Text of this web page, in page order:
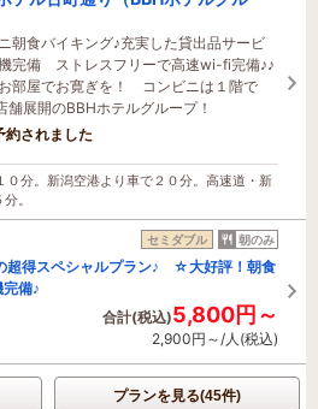
朝食バイキング♪充実した貸出品サービ
完備 ストレスフリーで高速wi-fi完備♪♪
部屋でお寛ぎを！ コンビニは１階で
展開のBBHホテルグループ！
約されました
０分。新潟空港より車で２０分。高速道・新
。
セミダブル 朝のみ
超得スペシャルプラン♪ ☆大好評！朝食
備♪
合計(税込)5,800円～
2,900円～/人(税込)
プランを見る(45件)